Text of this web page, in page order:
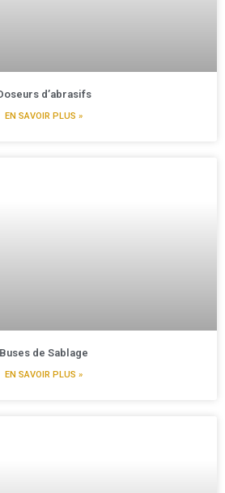
d’abrasifs
EN SAVOIR PLUS »
Buses de Sablage
EN SAVOIR PLUS »